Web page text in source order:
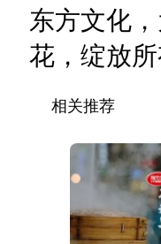
东方文化
花，绽放所
相关推荐